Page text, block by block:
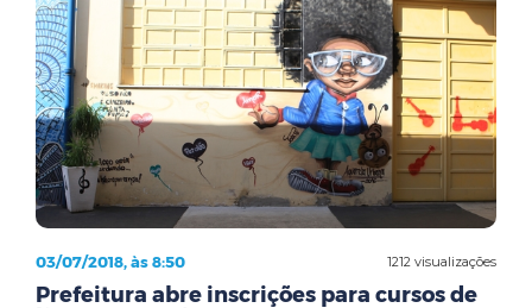
1212 visualizações
03/07/2018, às 8:50
Prefeitura abre inscrições para cursos de